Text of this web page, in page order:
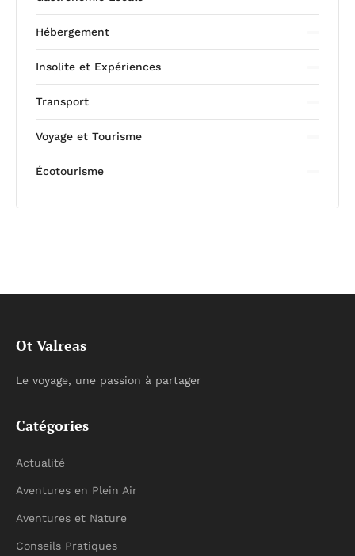
Hébergement
Insolite et Expériences
Transport
Voyage et Tourisme
Écotourisme
Ot Valreas
Le voyage, une passion à partager
Catégories
Actualité
Aventures en Plein Air
Aventures et Nature
Conseils Pratiques